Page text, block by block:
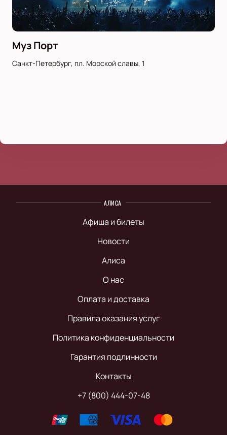
Муз Порт
Санкт-Петербург, пл. Морской славы, 1
АЛИСА
Афиша и билеты
Новости
Алиса
О нас
Оплата и доставка
Правила оказания услуг
Политика конфиденциальности
Гарантия подлинности
Контакты
+7 (800) 444-07-48